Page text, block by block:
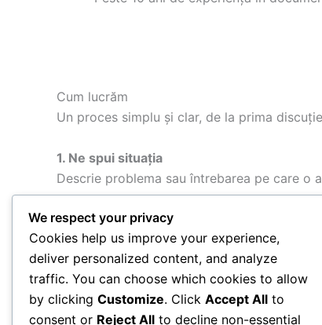
Cum lucrăm
Un proces simplu și clar, de la prima
1. Ne spui situația
Descrie problema sau întrebarea pe care o
2. Analizăm documentele
Verificăm actele și identificăm soluția
3. Pregătim documentația
Realizăm măsurătorile și documentele
We respect your privacy
Cookies help us improve your experience,
deliver personalized content, and analyze
traffic. You can choose which cookies to allow
by clicking Customize. Click Accept All to
consent or Reject All to decline non-essential